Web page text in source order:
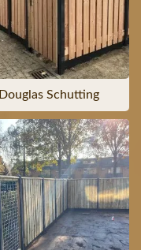
Douglas Schutting